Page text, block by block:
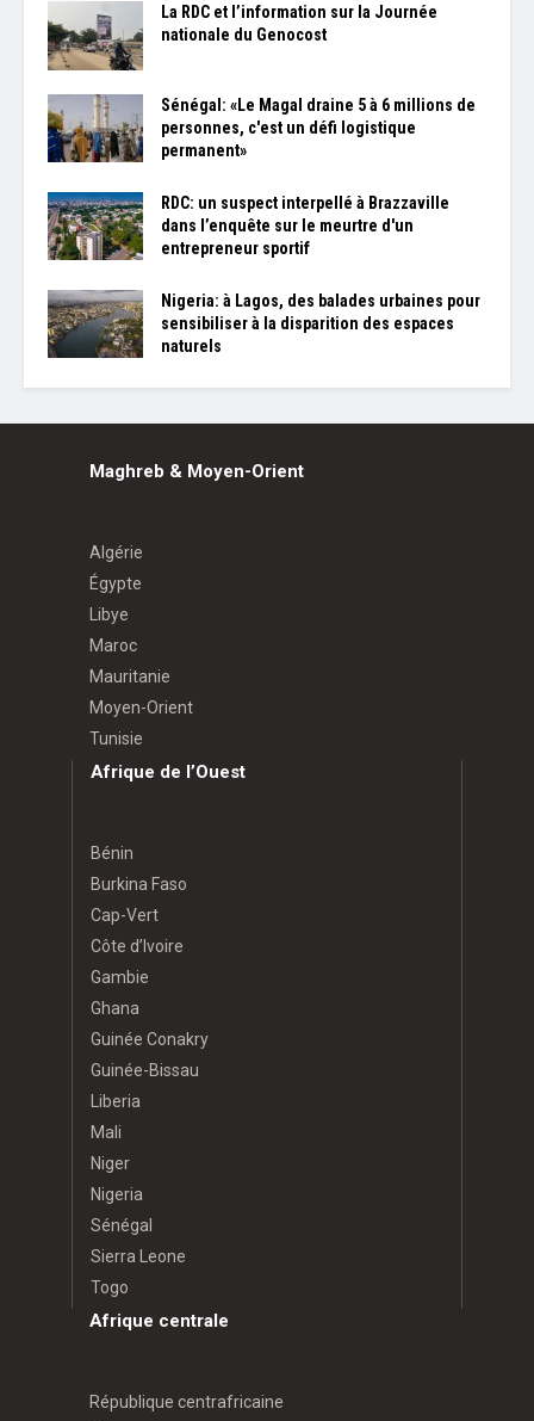
La RDC et l’information sur la Journée
nationale du Genocost
Sénégal: «Le Magal draine 5 à 6 millions de
personnes, c'est un défi logistique
permanent»
RDC: un suspect interpellé à Brazzaville
dans l’enquête sur le meurtre d'un
entrepreneur sportif
Nigeria: à Lagos, des balades urbaines pour
sensibiliser à la disparition des espaces
naturels
Maghreb & Moyen-Orient
Algérie
Égypte
Libye
Maroc
Mauritanie
Moyen-Orient
Tunisie
Afrique de l’Ouest
Bénin
Burkina Faso
Cap-Vert
Côte d’Ivoire
Gambie
Ghana
Guinée Conakry
Guinée-Bissau
Liberia
Mali
Niger
Nigeria
Sénégal
Sierra Leone
Togo
Afrique centrale
République centrafricaine